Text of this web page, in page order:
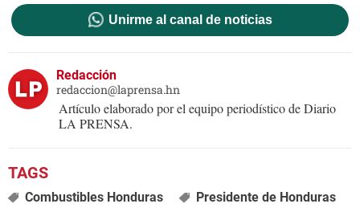
Unirme al canal de noticias
Redacción
redaccion@laprensa.hn
Artículo elaborado por el equipo periodístico de Diario
LA PRENSA.
Combustibles Honduras Presidente de Honduras